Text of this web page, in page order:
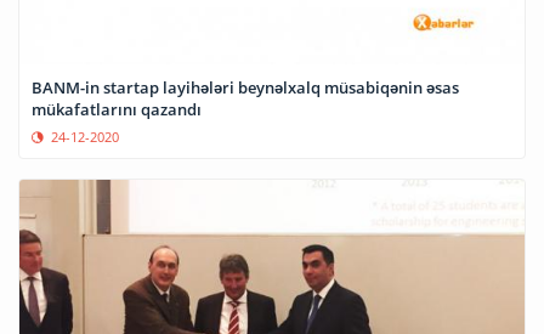
BANM-in startap layihələri beynəlxalq müsabiqənin əsas
mükafatlarını qazandı
24-12-2020